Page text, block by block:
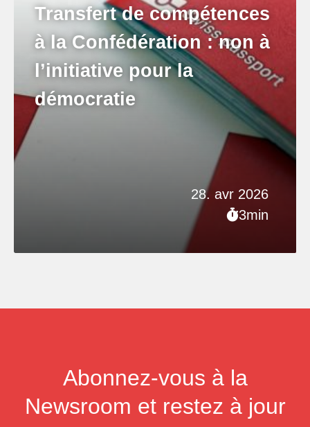
28. avr 2026
3min
Transfert de compétences
à la Confédération : non à
l’initiative pour la
démocratie
Abonnez-vous à la
Newsroom et restez à jour